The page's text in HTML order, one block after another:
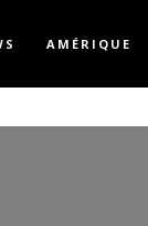
AMÉRIQUE